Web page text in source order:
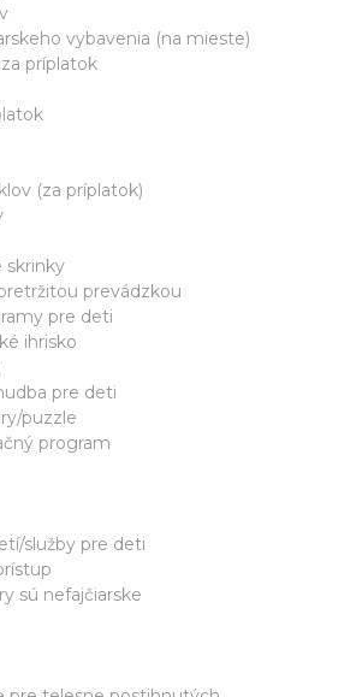
vybavenia (na mieste)
príplatok
(za príplatok)
skrinky
prevádzkou
pre deti
ihrisko
pre deti
puzzle
program
služby pre deti
sú nefajčiarske